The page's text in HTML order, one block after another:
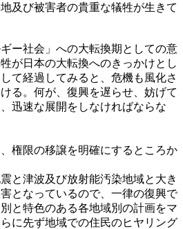
及び被害者の貴重な犠牲が生きて
ー社会」への大転換期としての意
が日本の大転換へのきっかけとし
て経過してみると、危機も風化さ
る。何が、復興を遅らせ、妨げて
迅速な展開をしなければならな
権限の移譲を明確にするところか
と津波及び放射能汚染地域と大き
となっているので、一律の復興で
と特色のある各地域別の計画をマ
に先ず地域での住民のヒヤリング